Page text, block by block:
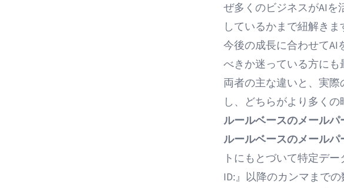
ぜ多くのビジネスがAI
しているかまで紐解きま
今後の成長に合わせてAI
べきか迷っている方にも
両者の主な違いと、実
し、どちらがより多く
ルールベースのメールパ
ルールベースのメールパ
トにもとづいて特定デ
ID:』以降のカンマまで